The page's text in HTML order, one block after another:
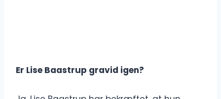
Er Lise Baastrup gravid igen?